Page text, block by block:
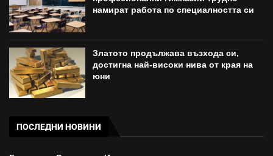
намират работа по специалността си
Златото продължава възхода си,
достигна най-високи нива от края на
юни
ПОСЛЕДНИ НОВИНИ